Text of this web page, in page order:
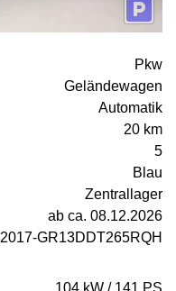
Pkw
Geländewagen
Automatik
20 km
5
Blau
Zentrallager
ab ca. 08.12.2026
2017-GR13DDT265RQH